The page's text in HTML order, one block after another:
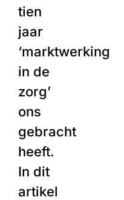
tien
jaar
‘marktwerking
in de
zorg’
ons
gebracht
heeft.
In dit
artikel